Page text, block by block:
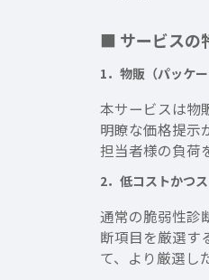
■ サービスの
1．物販（パッケ
本サービスは物
明瞭な価格提示
担当者様の負荷
2．低コストかつ
通常の脆弱性診
断項目を厳選す
て、より厳選し